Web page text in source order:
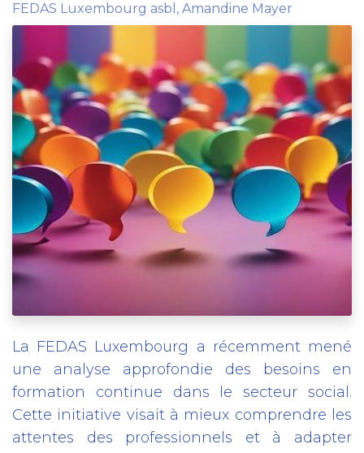
FEDAS Luxembourg asbl, Amandine Mayer
La FEDAS Luxembourg a récemment mené
une analyse approfondie des besoins en
formation continue dans le secteur social.
Cette initiative visait à mieux comprendre les
attentes des professionnels et à adapter